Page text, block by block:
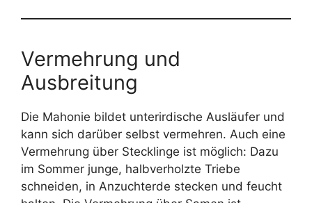
Vermehrung und
Ausbreitung
Die Mahonie bildet unterirdische Ausläufer und
kann sich darüber selbst vermehren. Auch eine
Vermehrung über Stecklinge ist möglich: Dazu
im Sommer junge, halbverholzte Triebe
schneiden, in Anzuchterde stecken und feucht